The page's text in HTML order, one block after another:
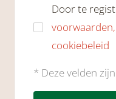
Door te
voorwaarden,
cookiebeleid
* Deze velden